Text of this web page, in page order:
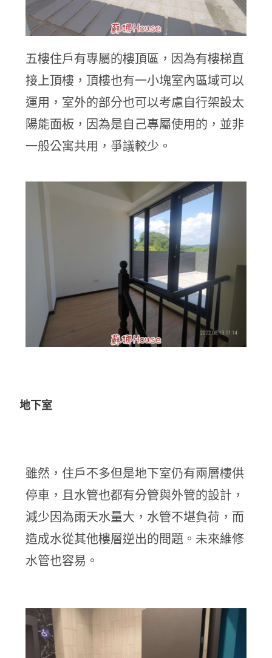
五樓住戶有專屬的樓頂區，因為有樓梯直
接上頂樓，頂樓也有一小塊室內區域可以
運用，室外的部分也可以考慮自行架設太
陽能面板，因為是自己專屬使用的，並非
一般公寓共用，爭議較少。
地下室
雖然，住戶不多但是地下室仍有兩層樓供
停車，且水管也都有分管與外管的設計，
減少因為雨天水量大，水管不堪負荷，而
造成水從其他樓層逆出的問題。未來維修
水管也容易。